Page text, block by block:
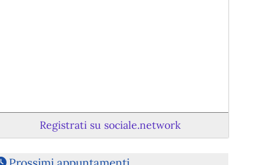
- 31/7/2026 23:36
della Piana rilancia
Registrati su sociale.network